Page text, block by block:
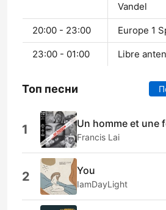
Vandel
20:00 - 23:00 Europe 1
23:00 - 01:00 Libre
Топ песни
1 Un homme et une
Francis Lai
2 You
IamDayLight